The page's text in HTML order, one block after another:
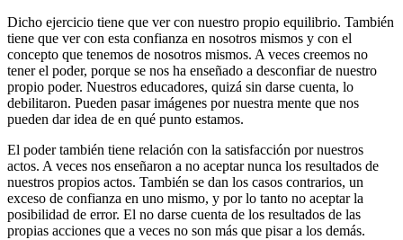
Dicho ejercicio tiene que ver con nuestro propio equilibrio. También
tiene que ver con esta confianza en nosotros mismos y con el
concepto que tenemos de nosotros mismos. A veces creemos no
tener el poder, porque se nos ha enseñado a desconfiar de nuestro
propio poder. Nuestros educadores, quizá sin darse cuenta, lo
debilitaron. Pueden pasar imágenes por nuestra mente que nos
pueden dar idea de en qué punto estamos.
El poder también tiene relación con la satisfacción por nuestros
actos. A veces nos enseñaron a no aceptar nunca los resultados de
nuestros propios actos. También se dan los casos contrarios, un
exceso de confianza en uno mismo, y por lo tanto no aceptar la
posibilidad de error. El no darse cuenta de los resultados de las
propias acciones que a veces no son más que pisar a los demás.